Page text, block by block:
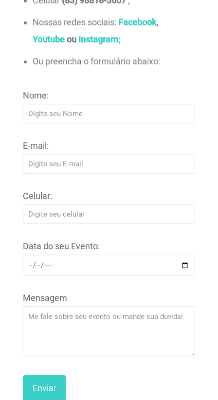
Nossas redes sociais: Facebook,
Youtubeou Instagram;
Ou preencha o formulário abaixo:
Nome:
E-mail:
Celular:
Data do seu Evento:
Mensagem